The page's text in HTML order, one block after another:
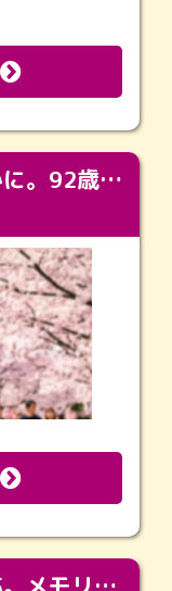
同窓会のように、なごやかに。92歳の旅立ちを彩った、再会と感謝の場